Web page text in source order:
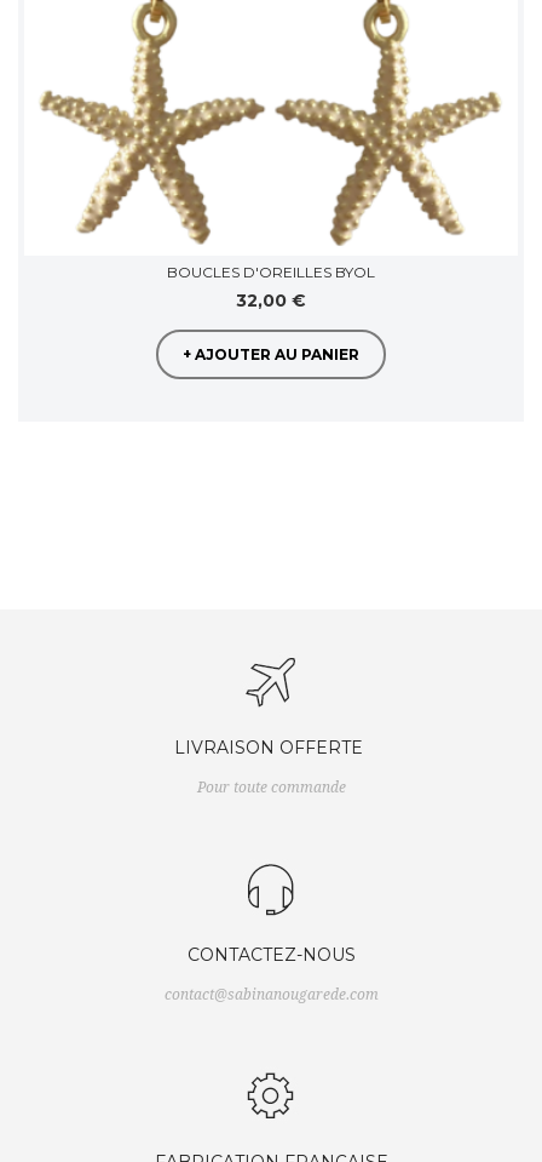
BOUCLES D'OREILLES BYOL
32,00 €
+ AJOUTER AU PANIER
LIVRAISON OFFERTE
Pour toute commande
CONTACTEZ-NOUS
contact@sabinanougarede.com